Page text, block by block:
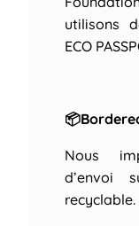
utilisons
ECO
Nous
d’envoi
recyclable.